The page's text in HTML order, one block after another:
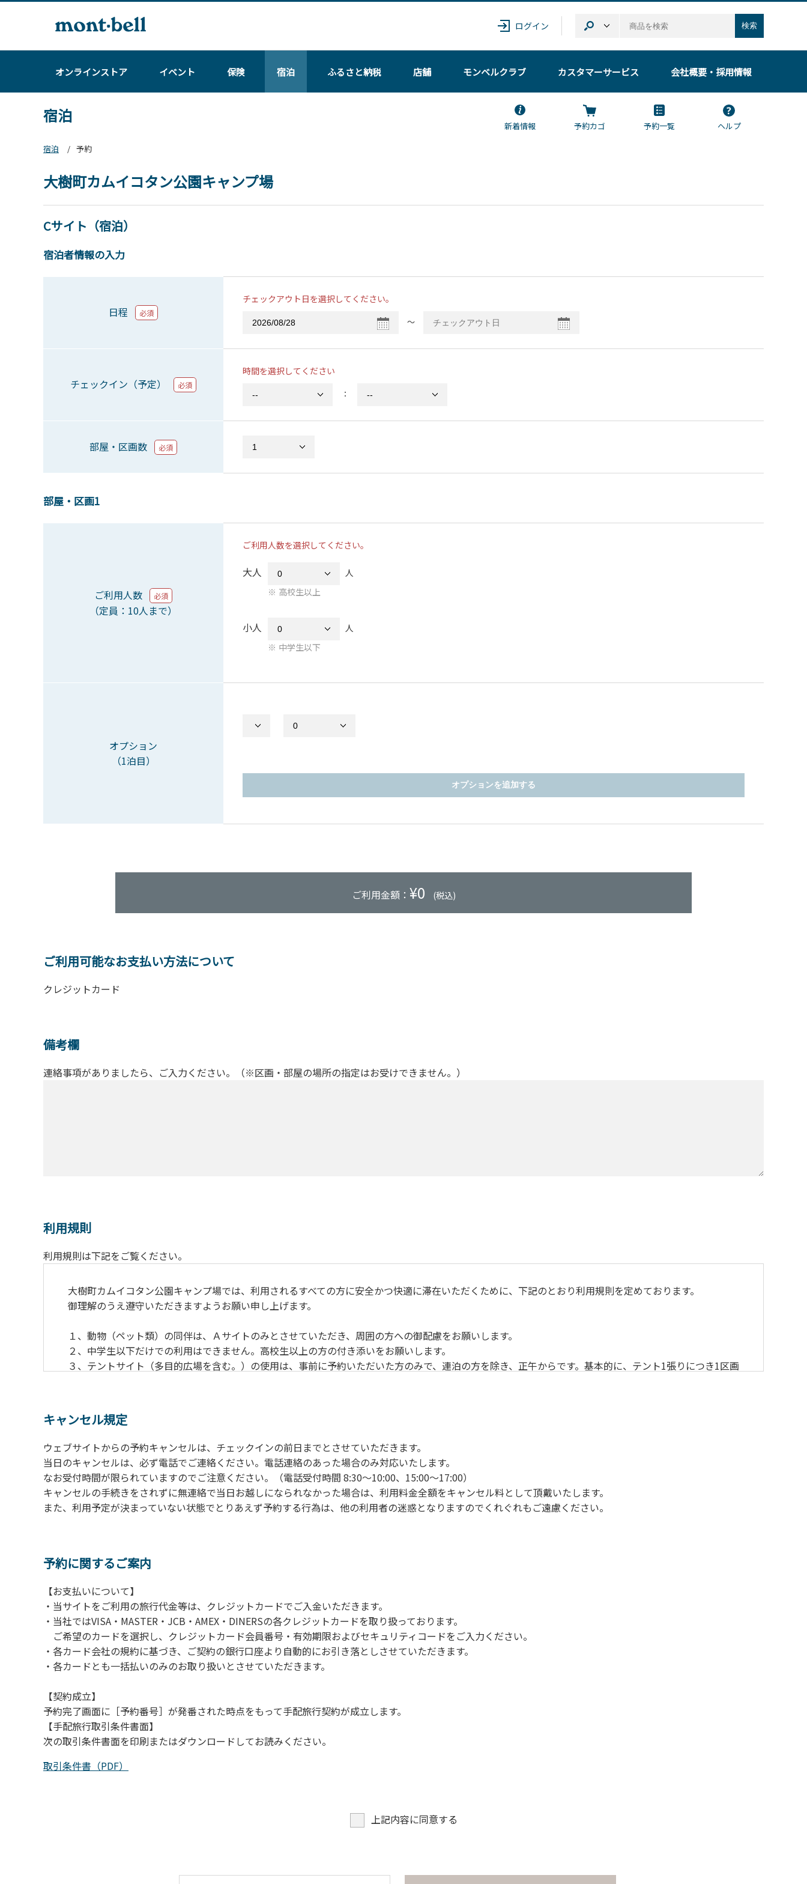
ログイン 検索
オンラインストア イベント 保険 宿泊 ふるさと納税 店舗 モンベルクラブ カスタマーサービス 会社概要・採用情報
宿泊
新着情報 予約カゴ 予約一覧
ヘルプ
宿泊
予約
大樹町カムイコタン公園キャンプ場
Cサイト（宿泊）
宿泊者情報の入力
日程 必須
チェックアウト日を選択してください。
〜
チェックイン（予定） 必須
時間を選択してください
：
部屋・区画数 必須
部屋・区画1
ご利用人数 必須
（定員：10人まで）
ご利用人数を選択してください。
大人
人
高校生以上
小人
人
中学生以下
オプション
（1泊目）
オプションを追加する
ご利用金額： ¥0 (税込)
ご利用可能なお支払い方法について
クレジットカード
備考欄
連絡事項がありましたら、ご入力ください。（※区画・部屋の場所の指定はお受けできません。）
利用規則
利用規則は下記をご覧ください。
大樹町カムイコタン公園キャンプ場では、利用されるすべての方に安全かつ快適に滞在いただくために、下記のとおり利用規則を定めております。
御理解のうえ遵守いただきますようお願い申し上げます。
１、動物（ペット類）の同伴は、Ａサイトのみとさせていただき、周囲の方への御配慮をお願いします。
２、中学生以下だけでの利用はできません。高校生以上の方の付き添いをお願いします。
３、テントサイト（多目的広場を含む。）の使用は、事前に予約いただいた方のみで、連泊の方を除き、正午からです。基本的に、テント1張りにつき1区画
４、車両は、荷物の積み下ろし時以外は、駐車場にとめてください。
５、チェックアウトは、午前10時まで（日帰り使用の場合は午後5時まで）です。チェックインの手続きを行っていない方や使用人数が増えた場合は、必ず
手続きを行ってください。
６、ゴミは分別されたもののみ回収します。午前8時30分から午前10時までの間にゴミステーションに出してください。日帰り使用の方及び午前７時30分前
にチェックアウトする方は、お持ち帰りをお願いします。
【禁止事項】
カラオケ、発電機、地面での直火による焚き火、キャンプファイヤー、打ち上げ式花火、テントサウナの設置
当キャンプ場のそばを流れる歴舟川は、上流で雨が降ると短時間で増水し、川原で遊んでいると大変危険な状態になりやすく、過去にも増水により人が流
（１）川原にテントやタープを張らない。
（２）雨が降ったときは川原で遊ばない。
（３）カムイコタン公園キャンプ場で雨が降らなくても、上流で雨が降り急に増水することがあるので、水の濁りに注意し、濁り始めたときには直ちに川原
での遊びを中止する。
（４）キャンプ場の管理者や地元住民から川についての注意や警告があった場合は素直に耳を傾け、指示に従う。
キャンセル規定
ウェブサイトからの予約キャンセルは、チェックインの前日までとさせていただきます。
当日のキャンセルは、必ず電話でご連絡ください。電話連絡のあった場合のみ対応いたします。
なお受付時間が限られていますのでご注意ください。（電話受付時間 8:30～10:00、15:00～17:00）
キャンセルの手続きをされずに無連絡で当日お越しになられなかった場合は、利用料金全額をキャンセル料として頂戴いたします。
また、利用予定が決まっていない状態でとりあえず予約する行為は、他の利用者の迷惑となりますのでくれぐれもご遠慮ください。
予約に関するご案内
【お支払いについて】
・当サイトをご利用の旅行代金等は、クレジットカードでご入金いただきます。
・当社ではVISA・MASTER・JCB・AMEX・DINERSの各クレジットカードを取り扱っております。
ご希望のカードを選択し、クレジットカード会員番号・有効期限およびセキュリティコードをご入力ください。
・各カード会社の規約に基づき、ご契約の銀行口座より自動的にお引き落としさせていただきます。
・各カードとも一括払いのみのお取り扱いとさせていただきます。
【契約成立】
予約完了画面に［予約番号］が発番された時点をもって手配旅行契約が成立します。
【手配旅行取引条件書面】
次の取引条件書面を印刷またはダウンロードしてお読みください。
取引条件書（PDF）
上記内容に同意する